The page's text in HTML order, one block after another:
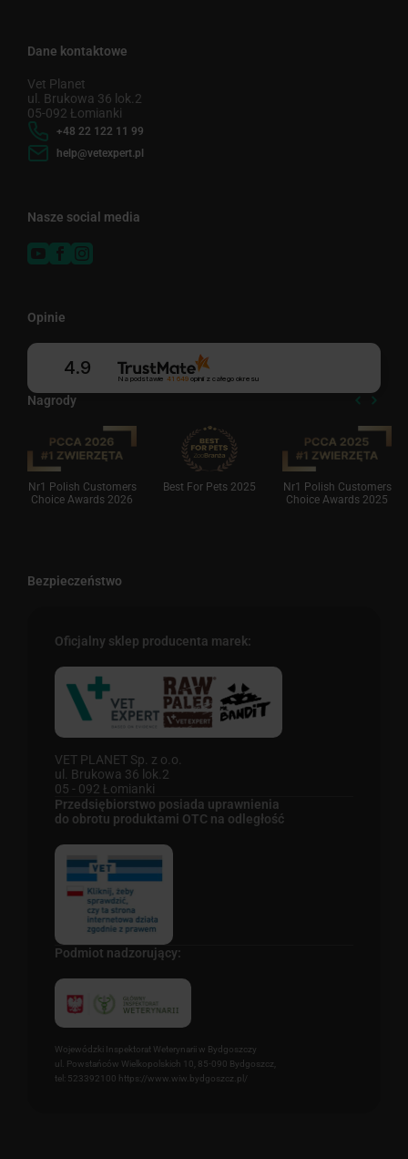
Dane kontaktowe
Vet Planet
ul. Brukowa 36 lok.2
05-092 Łomianki
+48 22 122 11 99
help@vetexpert.pl
Nasze social media
Nagrody
Nr1 Polish Customers
Choice Awards 2026
Best For Pets 2025
Nr1 Polish Customers
Choice Awards 2025
Opinie
4.9
Na podstawie 41 649opinii z całego okresu
Bezpieczeństwo
Oficjalny sklep producenta marek:
VET PLANET Sp. z o.o.
ul. Brukowa 36 lok.2
05 - 092 Łomianki
Przedsiębiorstwo posiada uprawnienia
do obrotu produktami OTC na odległość
Podmiot nadzorujący:
Wojewódzki Inspektorat Weterynarii w Bydgoszczy
ul. Powstańców Wielkopolskich 10, 85-090 Bydgoszcz,
tel: 523392100 https://www.wiw.bydgoszcz.pl/